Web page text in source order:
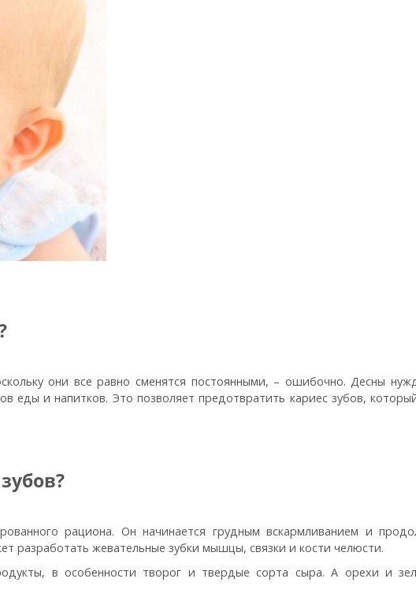
они все равно сменятся постоянными, – ошибочно. Десны
еды и напитков. Это позволяет предотвратить кариес зубов,
рациона. Он начинается грудным вскармливанием и
жевательные зубки мышцы, связки и кости челюсти.
в особенности творог и твердые сорта сыра. А орехи и